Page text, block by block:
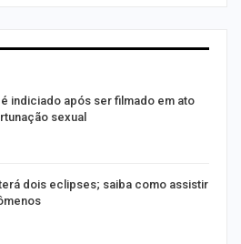
indiciado após ser filmado em ato
sexual
dois eclipses; saiba como assistir